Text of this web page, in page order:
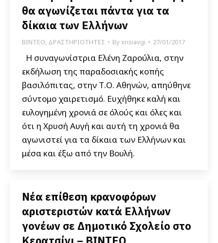
θα αγωνίζεται πάντα για τα
δίκαια των Ελλήνων
ΒΙΝΤΕΟ, ΔΡΑΣΤΗΡΙΟΤΗΤΕΣ Byxrisiavgi 27/01/2017
Η συναγωνίστρια Ελένη Ζαρούλια, στην
εκδήλωση της παραδοσιακής κοπής
βασιλόπιτας, στην Τ.Ο. Αθηνών, απηύθηνε
σύντομο χαιρετισμό. Ευχήθηκε καλή και
ευλογημένη χρονιά σε όλούς και όλες και
ότι η Χρυσή Αυγή και αυτή τη χρονιά θα
αγωνιστεί για τα δίκαια των Ελλήνων και
μέσα και έξω από την Βουλή.
Νέα επίθεση κρανοφόρων
αριστεριστών κατά Ελλήνων
γονέων σε Δημοτικό Σχολείο στο